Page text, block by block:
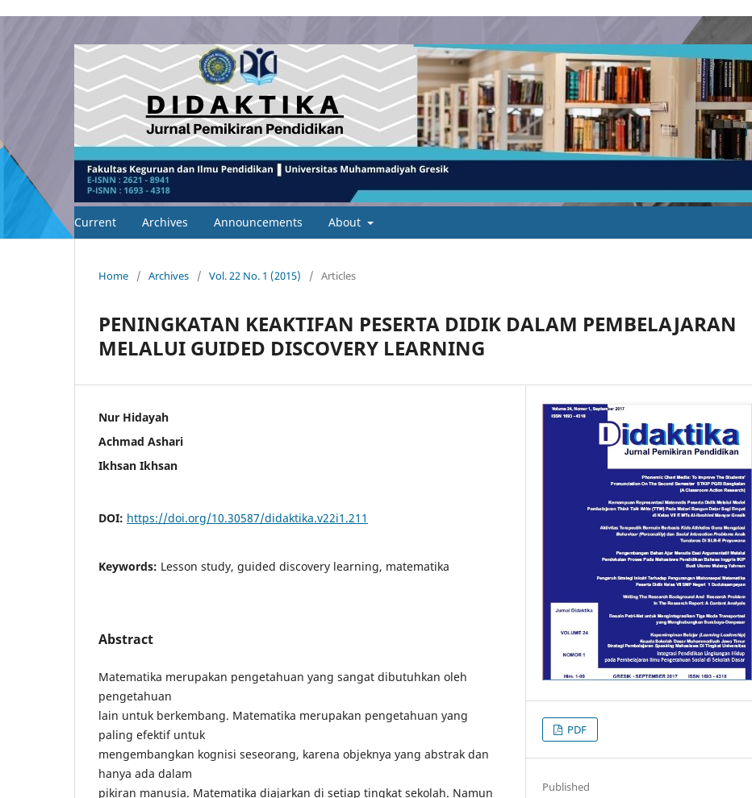
Current Archives Announcements About
Home / Archives / Vol. 22 No. 1 (2015) / Articles
PENINGKATAN KEAKTIFAN PESERTA DIDIK DALAM PEMBELAJARAN
MELALUI GUIDED DISCOVERY LEARNING
Nur Hidayah
Achmad Ashari
Ikhsan Ikhsan
DOI: https://doi.org/10.30587/didaktika.v22i1.211
Keywords: Lesson study, guided discovery learning, matematika
Abstract
Matematika merupakan pengetahuan yang sangat dibutuhkan oleh
pengetahuan
lain untuk berkembang. Matematika merupakan pengetahuan yang
paling efektif untuk
mengembangkan kognisi seseorang, karena objeknya yang abstrak dan
hanya ada dalam
pikiran manusia. Matematika diajarkan di setiap tingkat sekolah. Namun
PDF
Published